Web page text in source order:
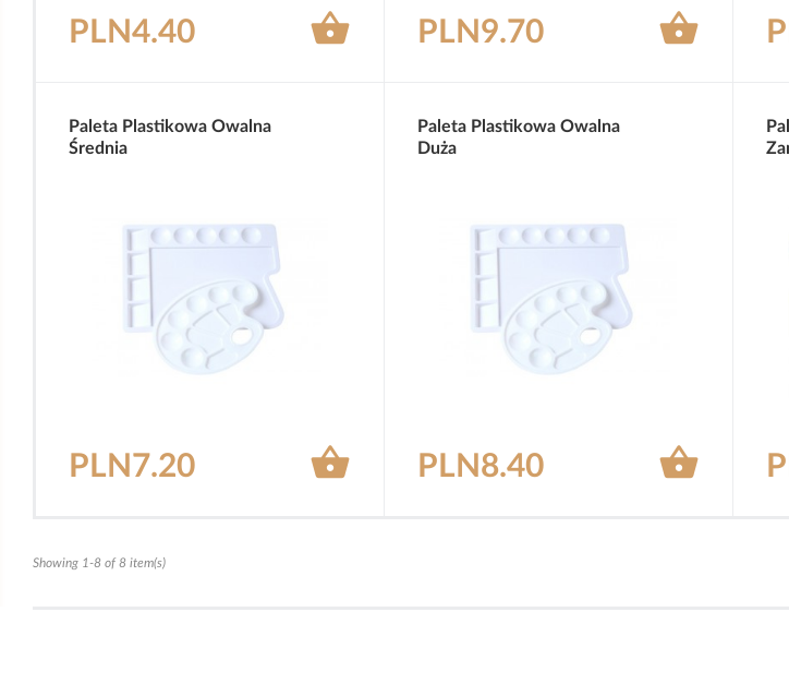
PLN4.40  PLN9.70 
Paleta Plastikowa Owalna
Średnia
PLN7.20 
Paleta Plastikowa Owalna
Duża
PLN8.40 
Showing 1-8 of 8 item(s)